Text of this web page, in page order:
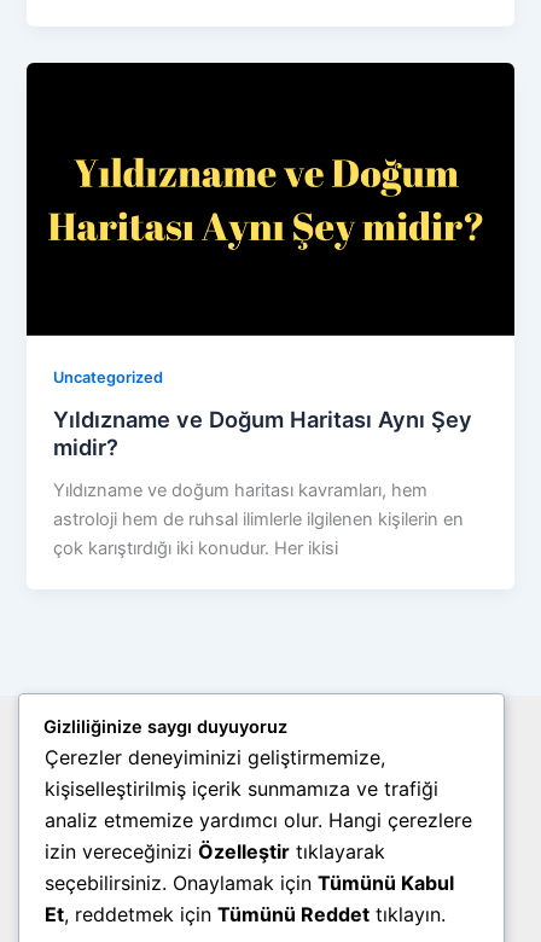
Uncategorized
Yıldızname ve Doğum Haritası Aynı Şey
midir?
Yıldızname ve doğum haritası kavramları, hem
astroloji hem de ruhsal ilimlerle ilgilenen kişilerin en
çok karıştırdığı iki konudur. Her ikisi
Site Haritası
Gizlilik Politikası
Çerez Politikası
Kullanım Şartları
Telif Hakları
Sıkça Sorulan Sorular (SSS)
Hakkımızda
Gizliliğinize saygı duyuyoruz
Çerezler deneyiminizi geliştirmemize,
kişiselleştirilmiş içerik sunmamıza ve trafiği
analiz etmemize yardımcı olur. Hangi çerezlere
izin vereceğinizi Özelleştir tıklayarak
seçebilirsiniz. Onaylamak için Tümünü Kabul
Et, reddetmek için Tümünü Reddet tıklayın.